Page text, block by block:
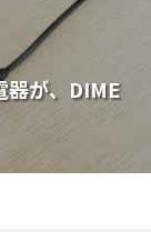
器が、DIME